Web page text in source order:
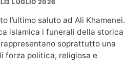
3 LUGLIO 2026
l’ultimo saluto ad Ali Khamenei.
islamica i funerali della storica
soprattutto una
forza politica, religiosa e